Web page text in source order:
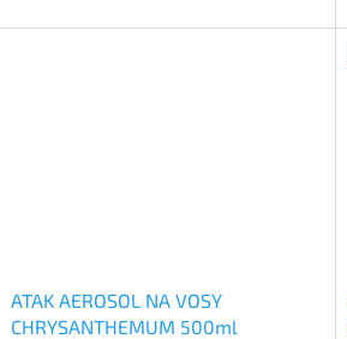
ATAK AEROSOL NA VOSY
CHRYSANTHEMUM 500ml